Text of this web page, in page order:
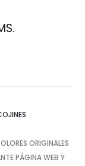
ORIGINALES
PÁGINA WEB Y